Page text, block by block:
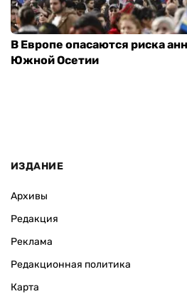
В Европе опасаются риска
Южной Осетии
ИЗДАНИЕ
Архивы
Редакция
Реклама
Редакционная политика
Карта